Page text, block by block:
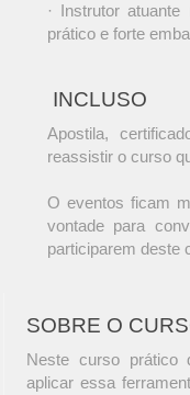
· Instrutor
prático e forte
INCLUSO
Apostila,
reassistir o curso
O eventos ficam
vontade para
participarem deste
SOBRE O
Neste curso prático
aplicar essa